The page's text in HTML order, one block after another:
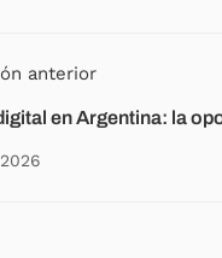
anterior
en Argentina: la